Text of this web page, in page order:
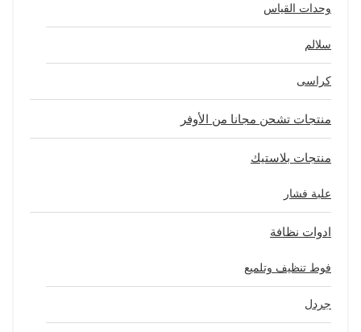
وحدات القياس
سلالم
كراسى
منتجات تشحن مجانا من الأوفر
منتجات بلاستيك
علبة فشار
ادوات نظافة
فوط تنظيف وتلميع
جردل